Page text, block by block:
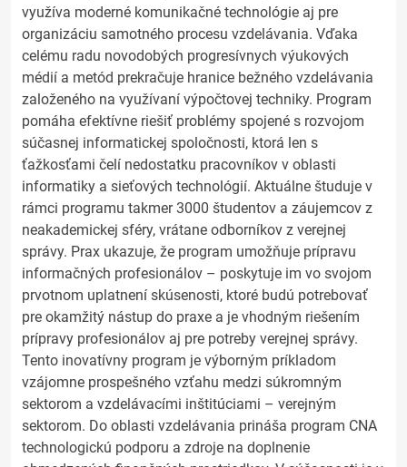
využíva moderné komunikačné technológie aj pre
organizáciu samotného procesu vzdelávania. Vďaka
celému radu novodobých progresívnych výukových
médií a metód prekračuje hranice bežného vzdelávania
založeného na využívaní výpočtovej techniky. Program
pomáha efektívne riešiť problémy spojené s rozvojom
súčasnej informatickej spoločnosti, ktorá len s
ťažkosťami čelí nedostatku pracovníkov v oblasti
informatiky a sieťových technológií. Aktuálne študuje v
rámci programu takmer 3000 študentov a záujemcov z
neakademickej sféry, vrátane odborníkov z verejnej
správy. Prax ukazuje, že program umožňuje prípravu
informačných profesionálov – poskytuje im vo svojom
prvotnom uplatnení skúsenosti, ktoré budú potrebovať
pre okamžitý nástup do praxe a je vhodným riešením
prípravy profesionálov aj pre potreby verejnej správy.
Tento inovatívny program je výborným príkladom
vzájomne prospešného vzťahu medzi súkromným
sektorom a vzdelávacími inštitúciami – verejným
sektorom. Do oblasti vzdelávania prináša program CNA
technologickú podporu a zdroje na doplnenie